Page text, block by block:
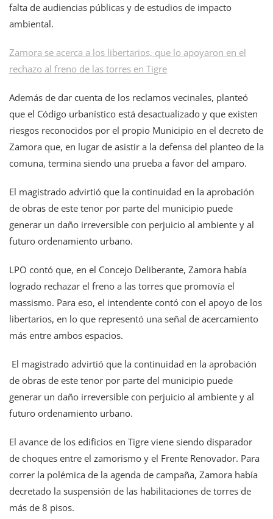
falta de audiencias públicas y de estudios de impacto
ambiental.
Zamora se acerca a los libertarios, que lo apoyaron en el
rechazo al freno de las torres en Tigre
Además de dar cuenta de los reclamos vecinales, planteó
que el Código urbanístico está desactualizado y que existen
riesgos reconocidos por el propio Municipio en el decreto de
Zamora que, en lugar de asistir a la defensa del planteo de la
comuna, termina siendo una prueba a favor del amparo.
El magistrado advirtió que la continuidad en la aprobación
de obras de este tenor por parte del municipio puede
generar un daño irreversible con perjuicio al ambiente y al
futuro ordenamiento urbano.
LPO contó que, en el Concejo Deliberante, Zamora había
logrado rechazar el freno a las torres que promovía el
massismo. Para eso, el intendente contó con el apoyo de los
libertarios, en lo que representó una señal de acercamiento
más entre ambos espacios.
El magistrado advirtió que la continuidad en la aprobación
de obras de este tenor por parte del municipio puede
generar un daño irreversible con perjuicio al ambiente y al
futuro ordenamiento urbano.
El avance de los edificios en Tigre viene siendo disparador
de choques entre el zamorismo y el Frente Renovador. Para
correr la polémica de la agenda de campaña, Zamora había
decretado la suspensión de las habilitaciones de torres de
más de 8 pisos.